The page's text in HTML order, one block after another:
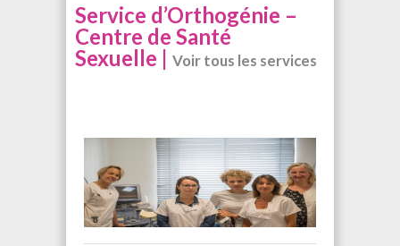
Service d’Orthogénie –
Centre de Santé
Sexuelle | Voir tous les services